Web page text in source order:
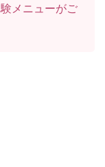
メニューがご